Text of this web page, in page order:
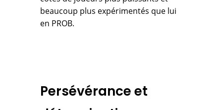
beaucoup plus expérimentés que lui
en PROB.
Persévérance et